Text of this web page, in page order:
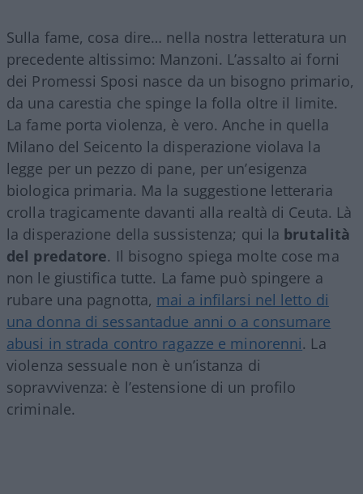
Sulla fame, cosa dire… nella nostra letteratura un
precedente altissimo: Manzoni. L’assalto ai forni
dei Promessi Sposi nasce da un bisogno primario,
da una carestia che spinge la folla oltre il limite.
La fame porta violenza, è vero. Anche in quella
Milano del Seicento la disperazione violava la
legge per un pezzo di pane, per un’esigenza
biologica primaria. Ma la suggestione letteraria
crolla tragicamente davanti alla realtà di Ceuta. Là
la disperazione della sussistenza; qui la brutalità
del predatore. Il bisogno spiega molte cose ma
non le giustifica tutte. La fame può spingere a
rubare una pagnotta, mai a infilarsi nel letto di
una donna di sessantadue anni o a consumare
abusi in strada contro ragazze e minorenni. La
violenza sessuale non è un’istanza di
sopravvivenza: è l’estensione di un profilo
criminale.